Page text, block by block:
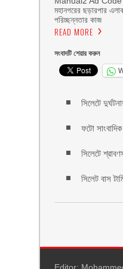
মহানগরের ছড়ারপার
পরিচ্ছন্নতার কাজ
READ MORE
সংবাদটি শেয়ার করুন
সিলেটে
ফটো
সিলেটে
সিলেট বাস